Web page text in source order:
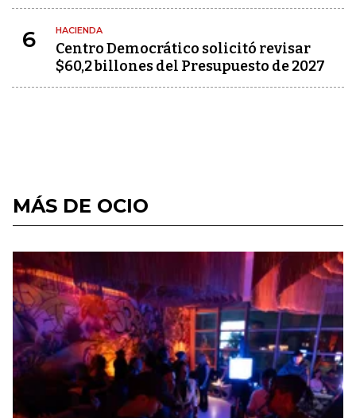
6 HACIENDA
Centro Democrático solicitó revisar
$60,2 billones del Presupuesto de 2027
MÁS DE OCIO